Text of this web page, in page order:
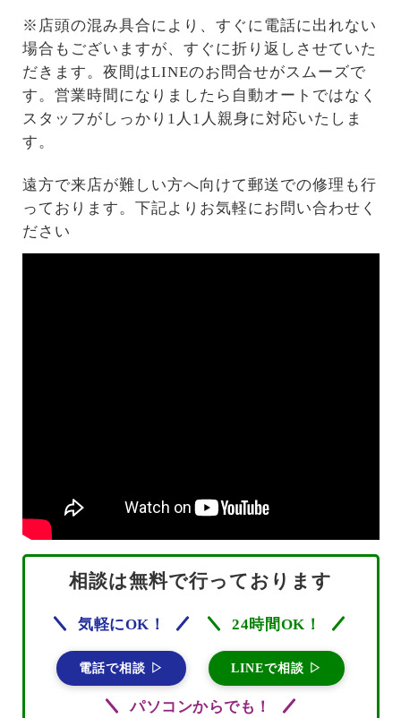
※店頭の混み具合により、すぐに電話に出れない
場合もございますが、すぐに折り返しさせていた
だきます。夜間はLINEのお問合せがスムーズで
す。営業時間になりましたら自動オートではなく
スタッフがしっかり1人1人親身に対応いたしま
す。
遠方で来店が難しい方へ向けて郵送での修理も行
っております。下記よりお気軽にお問い合わせく
ださい
相談は無料で行っております
気軽にOK！
電話で相談 ▷
24時間OK！
LINEで相談 ▷
パソコンからでも！